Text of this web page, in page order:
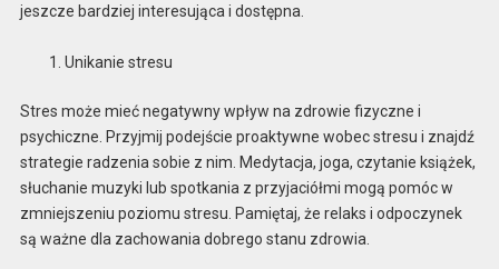
jeszcze bardziej interesująca i dostępna.
Unikanie stresu
Stres może mieć negatywny wpływ na zdrowie fizyczne i
psychiczne. Przyjmij podejście proaktywne wobec stresu i znajdź
strategie radzenia sobie z nim. Medytacja, joga, czytanie książek,
słuchanie muzyki lub spotkania z przyjaciółmi mogą pomóc w
zmniejszeniu poziomu stresu. Pamiętaj, że relaks i odpoczynek
są ważne dla zachowania dobrego stanu zdrowia.